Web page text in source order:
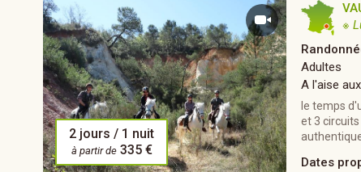
2 jours / 1 nuit
à partir de 335 €
※
Adultes
A l'aise
le temps
et 3
Dates